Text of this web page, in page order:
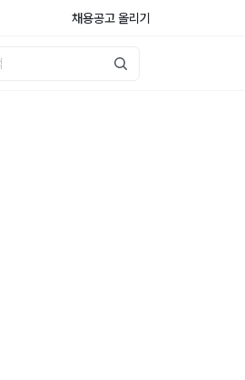
채용공고 올리기